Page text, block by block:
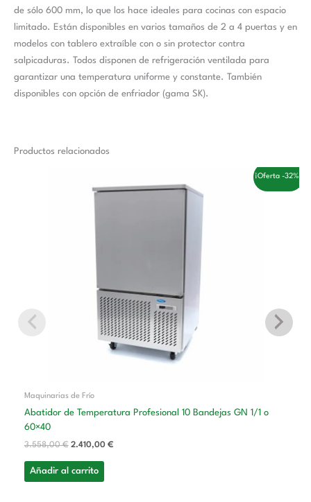
de sólo 600 mm, lo que los hace ideales para cocinas con espacio
limitado. Están disponibles en varios tamaños de 2 a 4 puertas y en
modelos con tablero extraíble con o sin protector contra
salpicaduras. Todos disponen de refrigeración ventilada para
garantizar una temperatura uniforme y constante. También
disponibles con opción de enfriador (gama SK).
Productos relacionados
¡Oferta -32%!
Maquinarias de Frío
Abatidor de Temperatura Profesional 10 Bandejas GN 1/1 o
60×40
3.558,00€
original
2.410,00 €
Añadir al carrito